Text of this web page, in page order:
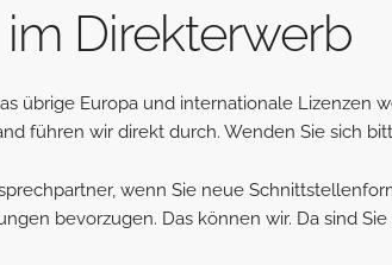
Direkterwerb
übrige Europa und internationale
führen wir direkt durch. Wenden Sie sich
wenn Sie neue
bevorzugen. Das können wir. Da sind